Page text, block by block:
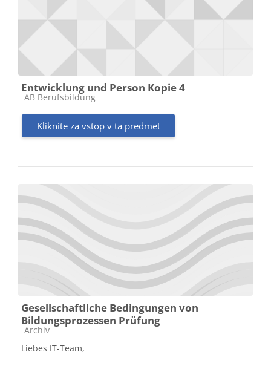
Entwicklung und Person Kopie 4
Kategorija predmeta
AB Berufsbildung
Kliknite za vstop v ta predmet
Gesellschaftliche Bedingungen von
Bildungsprozessen Prüfung
Kategorija predmeta
Archiv
Liebes IT-Team,